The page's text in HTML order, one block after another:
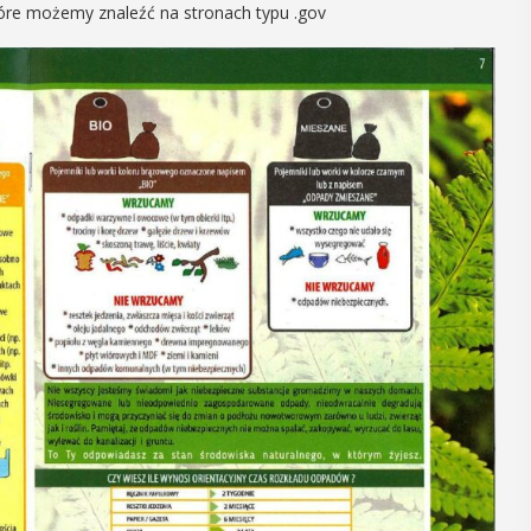
możemy znaleźć na stronach typu .gov
12 MAJ
Spotkanie
Seniorów w
Jaworniku
Podczas majowego spotkania seniorzy
będą mieli wyjątkową okazję
przygotować się na nadchodzące lato,
zaopatrując się w naturalne kosmetyki
wykonane własnoręcznie. Uuczestnicy
będą proszeni o przyniesienie
słoiczków ...
16
9.00